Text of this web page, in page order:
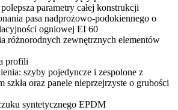
parametry całej konstrukcji
pasa nadprożowo-podokiennego o
ogniowej EI 60
różnorodnych zewnętrznych elementów
profili
szyby pojedyncze i zespolone z
szkła oraz panele nieprzejrzyste o grubości
syntetycznego EPDM